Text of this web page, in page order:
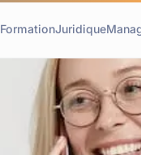
FormationJuridique